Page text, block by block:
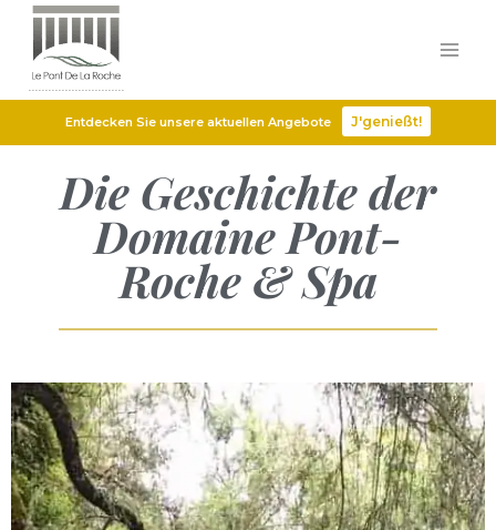
Entdecken Sie unsere aktuellen Angebote J'genießt!
Die Geschichte der
Domaine Pont-
Roche & Spa